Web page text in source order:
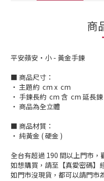
商
平安蘋安・小 - 黃金手鍊
■ 商品尺寸：
‧ 主題約 cm x cm
‧ 手鍊長約 cm 含 cm 延長鍊
‧ 商品為全立體
■ 商品材質：
‧ 純黃金 ( 硬金 )
全台有超過 190 間以上門市，
如想購買，請至【真愛密碼】
如門市沒現貨，都可以請門市